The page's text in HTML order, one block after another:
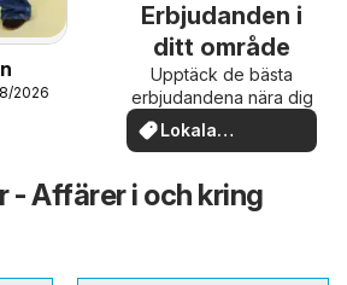
2026
Erbjudanden i
ditt område
Upptäck de bästa
erbjudandena nära dig
Lokala
erbjudanden
- Affärer i och kring